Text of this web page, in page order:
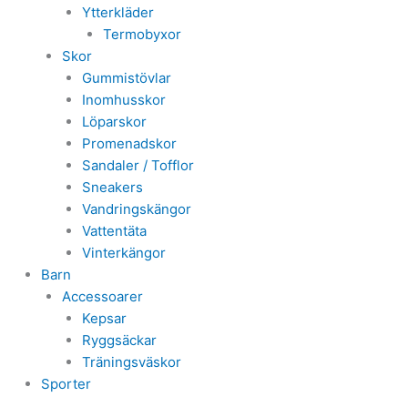
Ytterkläder
Termobyxor
Skor
Gummistövlar
Inomhusskor
Löparskor
Promenadskor
Sandaler / Tofflor
Sneakers
Vandringskängor
Vattentäta
Vinterkängor
Barn
Accessoarer
Kepsar
Ryggsäckar
Träningsväskor
Sporter